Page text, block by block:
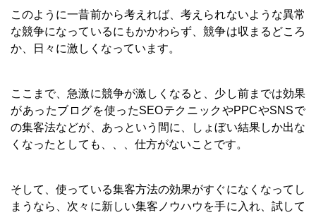
このように一昔前から考えれば、考えられないような異常
な競争になっているにもかかわらず、競争は収まるどころ
か、日々に激しくなっています。
ここまで、急激に競争が激しくなると、少し前までは効果
があったブログを使ったSEOテクニックやPPCやSNSで
の集客法などが、あっという間に、しょぼい結果しか出な
くなったとしても、、、仕方がないことです。
そして、使っている集客方法の効果がすぐになくなってし
まうなら、次々に新しい集客ノウハウを手に入れ、試して